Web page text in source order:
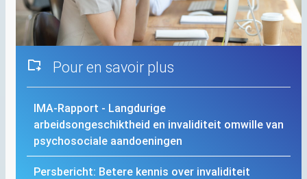
Pour en savoir plus
IMA-Rapport - Langdurige
arbeidsongeschiktheid en invaliditeit omwille van
psychosociale aandoeningen
Persbericht: Betere kennis over invaliditeit